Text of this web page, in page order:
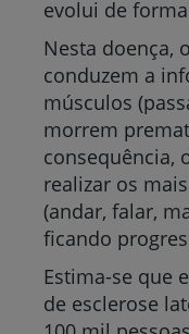
evolui de
Nesta doença,
conduzem a
músculos
morrem
consequência,
realizar os
(andar, falar,
ficando
Estima-se que
de esclerose